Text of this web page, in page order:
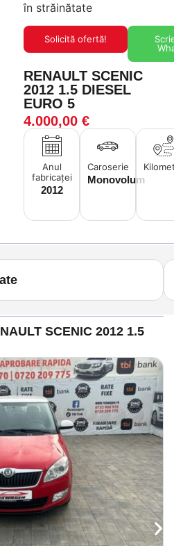
RENAULT SCENIC
2012 1.5 DIESEL
EURO 5
4.000,00€
în străinătate
Solicită ofertă!
Anul
fabricaței
2012
Caroserie
Monovolum
SCENIC 2012 1.5